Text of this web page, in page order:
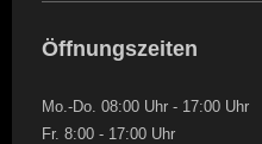
Öffnungszeiten
Mo.-Do. 08:00 Uhr - 17:00 Uhr
Fr. 8:00 - 17:00 Uhr